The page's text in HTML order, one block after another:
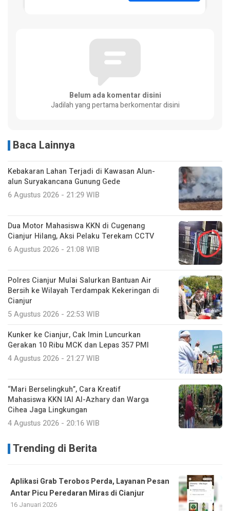
Belum ada komentar disini
Jadilah yang pertama berkomentar disini
Baca Lainnya
Kebakaran Lahan Terjadi di Kawasan Alun-
alun Suryakancana Gunung Gede
6 Agustus 2026 - 21:29 WIB
Dua Motor Mahasiswa KKN di Cugenang
Cianjur Hilang, Aksi Pelaku Terekam CCTV
6 Agustus 2026 - 21:08 WIB
Polres Cianjur Mulai Salurkan Bantuan Air
Bersih ke Wilayah Terdampak Kekeringan di
Cianjur
5 Agustus 2026 - 22:53 WIB
Kunker ke Cianjur, Cak Imin Luncurkan
Gerakan 10 Ribu MCK dan Lepas 357 PMI
4 Agustus 2026 - 21:27 WIB
“Mari Berselingkuh”, Cara Kreatif
Mahasiswa KKN IAI Al-Azhary dan Warga
Cihea Jaga Lingkungan
4 Agustus 2026 - 20:16 WIB
Trending di Berita
Aplikasi Grab Terobos Perda, Layanan Pesan
Antar Picu Peredaran Miras di Cianjur
16 Januari 2026